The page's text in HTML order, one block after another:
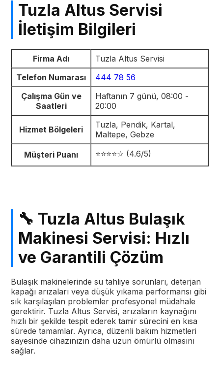
Tuzla Altus Servisi
İletişim Bilgileri
Firma Adı
Tuzla Altus Servisi
Telefon Numarası
444 78 56
Çalışma Gün ve
Saatleri
Haftanın 7 günü, 08:00 -
20:00
Hizmet Bölgeleri
Tuzla, Pendik, Kartal,
Maltepe, Gebze
Müşteri Puanı ⭐⭐⭐⭐☆ (4.6/5)
🔧 Tuzla Altus Bulaşık
Makinesi Servisi: Hızlı
ve Garantili Çözüm
Bulaşık makinelerinde su tahliye sorunları, deterjan
kapağı arızaları veya düşük yıkama performansı gibi
sık karşılaşılan problemler profesyonel müdahale
gerektirir. Tuzla Altus Servisi, arızaların kaynağını
hızlı bir şekilde tespit ederek tamir sürecini en kısa
sürede tamamlar. Ayrıca, düzenli bakım hizmetleri
sayesinde cihazınızın daha uzun ömürlü olmasını
sağlar.